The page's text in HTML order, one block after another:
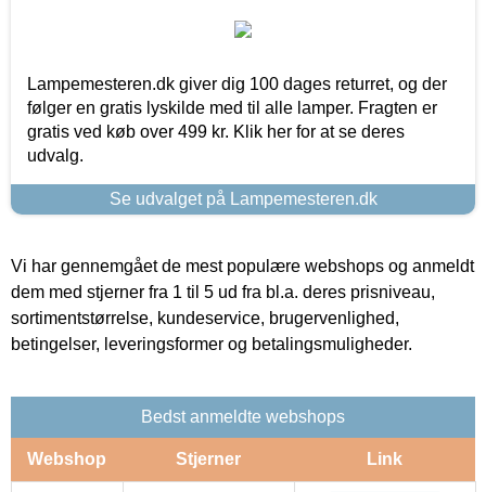
Lampemesteren.dk giver dig 100 dages returret, og der
følger en gratis lyskilde med til alle lamper. Fragten er
gratis ved køb over 499 kr. Klik her for at se deres
udvalg.
Se udvalget på Lampemesteren.dk
Vi har gennemgået de mest populære webshops og anmeldt
dem med stjerner fra 1 til 5 ud fra bl.a. deres prisniveau,
sortimentstørrelse, kundeservice, brugervenlighed,
betingelser, leveringsformer og betalingsmuligheder.
Bedst anmeldte webshops
Webshop Stjerner Link